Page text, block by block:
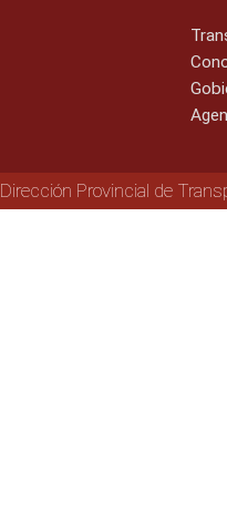
Dirección Provincial de